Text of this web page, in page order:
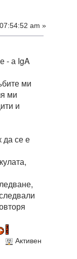
am »
- а IgA
ми
ми
и
да се е
Активен